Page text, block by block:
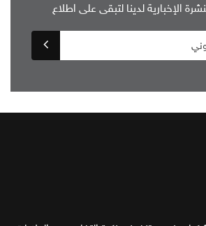
الإخبارية لدينا لتبقى على اطلاع